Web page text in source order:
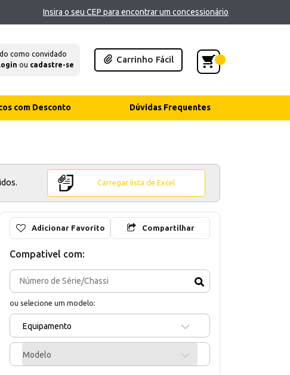
Insira o seu CEP para encontrar um concessionário
como convidado
ou cadastre-se
Carrinho Fácil
com Desconto Dúvidas Frequentes
Carregar lista de Excel
Adicionar Favorito Compartilhar
Compativel com:
ou selecione um modelo:
Equipamento
Modelo